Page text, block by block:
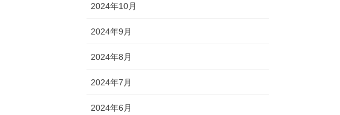
2024年10月
2024年9月
2024年8月
2024年7月
2024年6月